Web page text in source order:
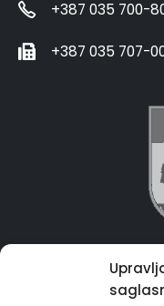
+387 035 700-
+387 035 707-